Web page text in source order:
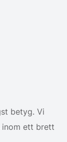
betyg. Vi
inom ett brett